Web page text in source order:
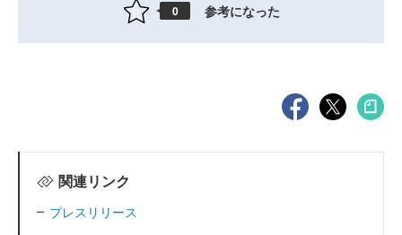
0 参考になった
関連リンク
プレスリリース